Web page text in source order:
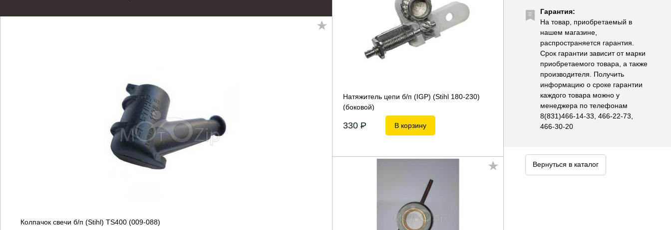
Гарантия:
На товар, приобретаемый в
нашем магазине,
распространяется гарантия.
Срок гарантии зависит от марки
приобретаемого товара, а также
производителя. Получить
информацию о сроке гарантии
каждого товара можно у
менеджера по телефонам
8(831)466-14-33, 466-22-73,
466-30-20
Вернуться в каталог
Колпачок свечи б/п (Stihl) TS400 (009-088)
Натяжитель цепи б/п (IGP) (Stihl 180-230)
(боковой)
330 P В корзину